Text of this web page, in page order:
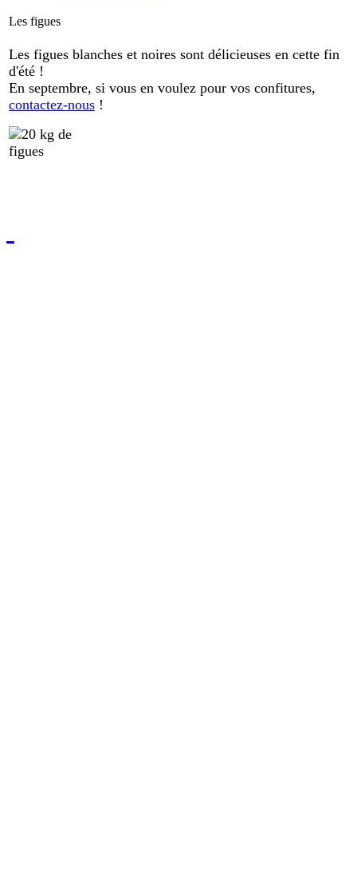
Les figues
Les figues blanches et noires sont délicieuses en cette fin
d'été !
En septembre, si vous en voulez pour vos confitures,
contactez-nous !